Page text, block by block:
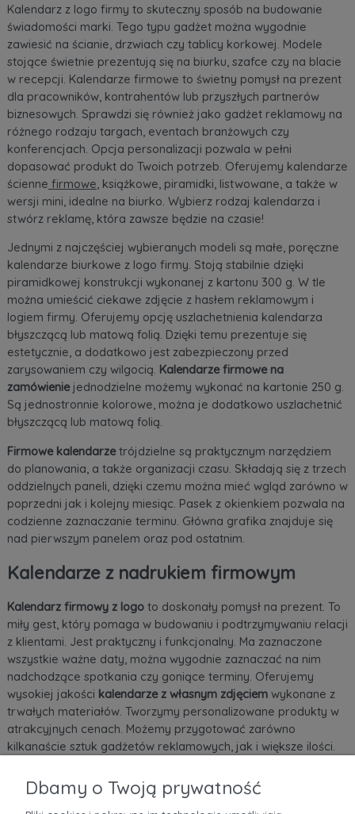
Kalendarz z logo firmy to skuteczny sposób na budowanie
świadomości marki. Tego typu gadżet można wygodnie
zawiesić na ścianie, drzwiach czy tablicy korkowej. Modele
stojące świetnie prezentują się na biurku, szafce czy na blacie
w recepcji. Kalendarze firmowe to świetny pomysł na prezent
dla pracowników, kontrahentów lub przyszłych partnerów
biznesowych. Sprawdzi się również jako gadżet reklamowy na
różnego rodzaju targach, eventach branżowych czy
konferencjach. Opcja personalizacji pozwala w pełni
dopasować produkt do Twoich potrzeb. Oferujemy kalendarze
ścienne firmowe , książkowe, piramidki, listwowane, a także w
wersji mini, idealne na biurko. Wybierz rodzaj kalendarza i
stwórz reklamę, która zawsze będzie na czasie!
Jednymi z najczęściej wybieranych modeli są małe, poręczne
kalendarze biurkowe z logo firmy. Stoją stabilnie dzięki
piramidkowej konstrukcji wykonanej z kartonu 300 g. W tle
można umieścić ciekawe zdjęcie z hasłem reklamowym i
logiem firmy. Oferujemy opcję uszlachetnienia kalendarza
błyszczącą lub matową folią. Dzięki temu prezentuje się
estetycznie, a dodatkowo jest zabezpieczony przed
zarysowaniem czy wilgocią. Kalendarze firmowe na
zamówieniejednodzielne możemy wykonać na kartonie 250 g.
Są jednostronnie kolorowe, można je dodatkowo uszlachetnić
błyszczącą lub matową folią.
Firmowe kalendarzetrójdzielne są praktycznym narzędziem
do planowania, a także organizacji czasu. Składają się z trzech
oddzielnych paneli, dzięki czemu można mieć wgląd zarówno w
poprzedni jak i kolejny miesiąc. Pasek z okienkiem pozwala na
codzienne zaznaczanie terminu. Główna grafika znajduje się
nad pierwszym panelem oraz pod ostatnim.
Kalendarze z nadrukiem firmowym
Kalendarz firmowy z logoto doskonały pomysł na prezent. To
miły gest, który pomaga w budowaniu i podtrzymywaniu relacji
z klientami. Jest praktyczny i funkcjonalny. Ma zaznaczone
wszystkie ważne daty, można wygodnie zaznaczać na nim
nadchodzące spotkania czy goniące terminy. Oferujemy
wysokiej jakości kalendarze z własnym zdjęciemwykonane z
trwałych materiałów. Tworzymy personalizowane produkty w
atrakcyjnych cenach. Możemy przygotować zarówno
kilkanaście sztuk gadżetów reklamowych, jak i większe ilości.
Dbamy o Twoją prywatność